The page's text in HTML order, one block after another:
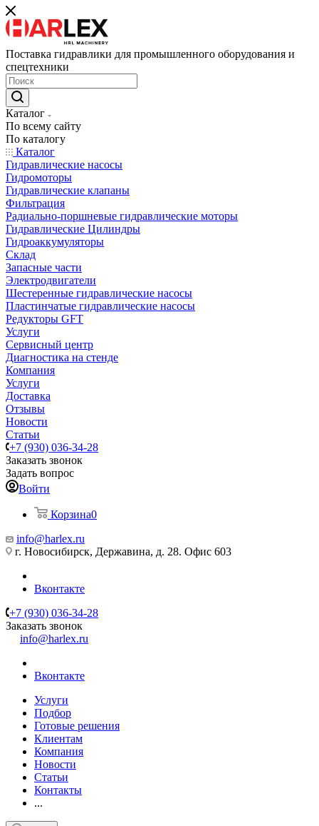
Поставка гидравлики для промышленного оборудования и
спецтехники
Каталог
По всему сайту
По каталогу
Каталог
Гидравлические насосы
Гидромоторы
Гидравлические клапаны
Фильтрация
Радиально-поршневые гидравлические моторы
Гидравлические Цилиндры
Гидроаккумуляторы
Склад
Запасные части
Электродвигатели
Шестеренные гидравлические насосы
Пластинчатые гидравлические насосы
Редукторы GFT
Услуги
Сервисный центр
Диагностика на стенде
Компания
Услуги
Доставка
Отзывы
Новости
Статьи
+7 (930) 036-34-28
Заказать звонок
Задать вопрос
Войти
Корзина0
info@harlex.ru
г. Новосибирск, Державина, д. 28. Офис 603
Вконтакте
+7 (930) 036-34-28
Заказать звонок
info@harlex.ru
Вконтакте
Услуги
Подбор
Готовые решения
Клиентам
Компания
Новости
Статьи
Контакты
...